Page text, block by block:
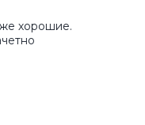
хорошие.